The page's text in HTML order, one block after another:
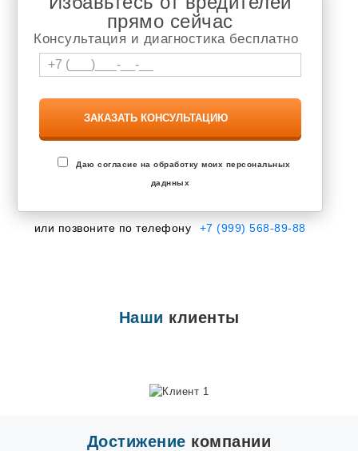
прямо сейчас
Консультация и диагностика бесплатно
Даю согласие на обработку моих персональных
даднных
или позвоните по телефону +7 (999) 568-89-88
Наши клиенты
Достижение компании